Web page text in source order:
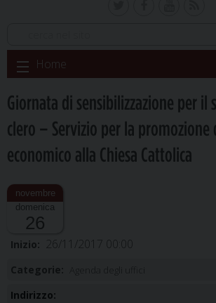
Skip
to
Home
Giornata di sensibilizzazione per il
clero – Servizio per la promozione
economico alla Chiesa Cattolica
domenica
26
Inizio: 26/11/2017 00:00
Categorie:
Indirizzo: